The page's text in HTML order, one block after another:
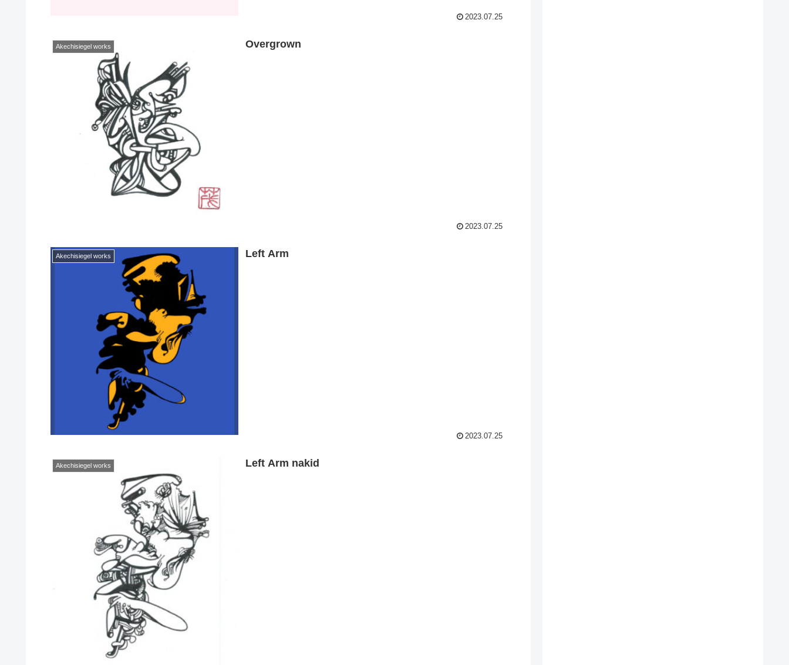
2023.07.25
Akechisiegel works Overgrown
2023.07.25
Akechisiegel works Left Arm
2023.07.25
Akechisiegel works Left Arm nakid